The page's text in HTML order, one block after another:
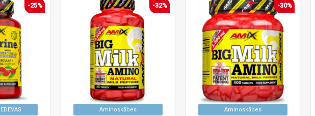
-25%
Aminoskābes
-32%
Aminoskābes
-30%